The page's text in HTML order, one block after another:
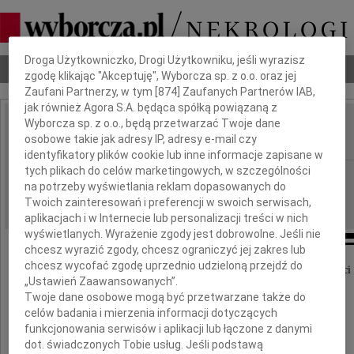
Nekrologi Odeszli Poradnik pogrzebowy
IMIĘ I NAZWISKO: Daniel Ambrozinski
REGION: Łódź
DATA EMISJI: 13.08.2009
Ze smutkiem przyjęliśmy wiadomość o śmierci
kapitana
Dbamy o Twoją prywatność
Droga Użytkowniczko, Drogi Użytkowniku, jeśli wyrazisz
zgodę klikając "Akceptuję", Wyborcza sp. z o.o. oraz jej
Zaufani Partnerzy, w tym [874 ] Zaufanych Partnerów IAB,
jak również Agora S.A. będąca spółką powiązaną z
Wyborcza sp. z o.o., będą przetwarzać Twoje dane
osobowe takie jak adresy IP, adresy e-mail czy
identyfikatory plików cookie lub inne informacje zapisane w
tych plikach do celów marketingowych, w szczególności
na potrzeby wyświetlania reklam dopasowanych do
Twoich zainteresowań i preferencji w swoich serwisach,
aplikacjach i w Internecie lub personalizacji treści w nich
wyświetlanych. Wyrażenie zgody jest dobrowolne. Jeśli nie
chcesz wyrazić zgody, chcesz ograniczyć jej zakres lub
chcesz wycofać zgodę uprzednio udzieloną przejdź do
„Ustawień Zaawansowanych”.
Twoje dane osobowe mogą być przetwarzane także do
celów badania i mierzenia informacji dotyczących
funkcjonowania serwisów i aplikacji lub łączone z danymi
dot. świadczonych Tobie usług. Jeśli podstawą